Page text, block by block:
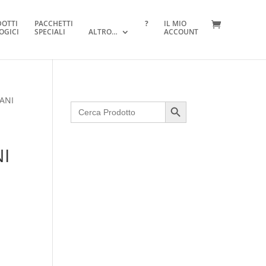
PACCHETTI
SPECIALI
ALTRO…
?
IL MIO
ACCOUNT
Search
for:
Search Button